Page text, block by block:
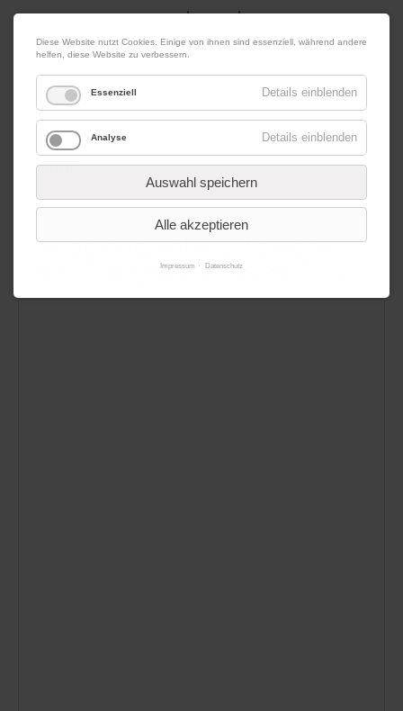
08. August 2026 Impressum|Kontakt|Datenschutz
Werbung
Menü
von Redaktion
Videohöhepunkte LM Dressur
und Springen in Neustadt 2014
Diese Website nutzt Cookies. Einige von ihnen sind essenziell, während andere
helfen, diese Website zu verbessern.
Essenziell Details einblenden
Analyse Details einblenden
Auswahl speichern
Alle akzeptieren
Impressum Datenschutz